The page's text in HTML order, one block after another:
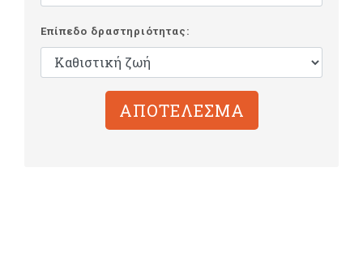
Επίπεδο δραστηριότητας: